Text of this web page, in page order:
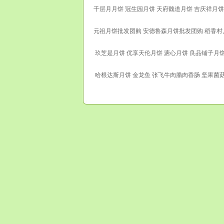
千层月月饼 冠生园月饼 天府魏道月饼 吉庆祥月饼
元祖月饼批发团购 安德鲁森月饼批发团购 稻香村
玖芝是月饼 优享天伦月饼 溏心月饼 良品铺子月
哈根达斯月饼 金龙鱼 张飞牛肉腊肉香肠 坚果菌